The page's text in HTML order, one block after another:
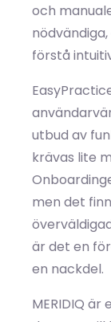
och
förstå
utbud av
krävas lite
men det
är det en
en nackdel.
MERIDIQ